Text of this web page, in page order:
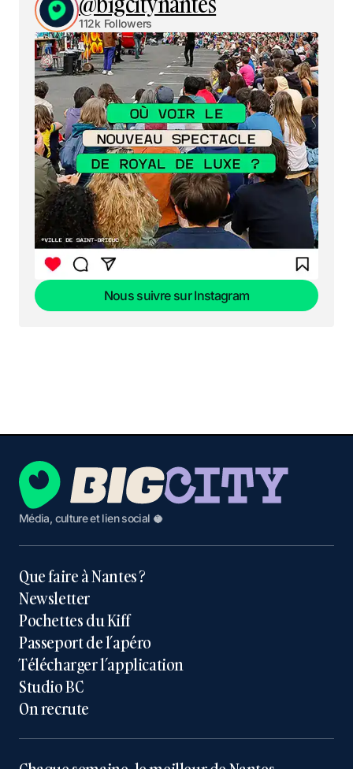
112k Followers
Nous suivre sur Instagram
Média, culture et lien social 🥥
Que faire à Nantes ?
Newsletter
Pochettes du Kiff
Passeport de l’apéro
Télécharger l’application
Studio BC
On recrute